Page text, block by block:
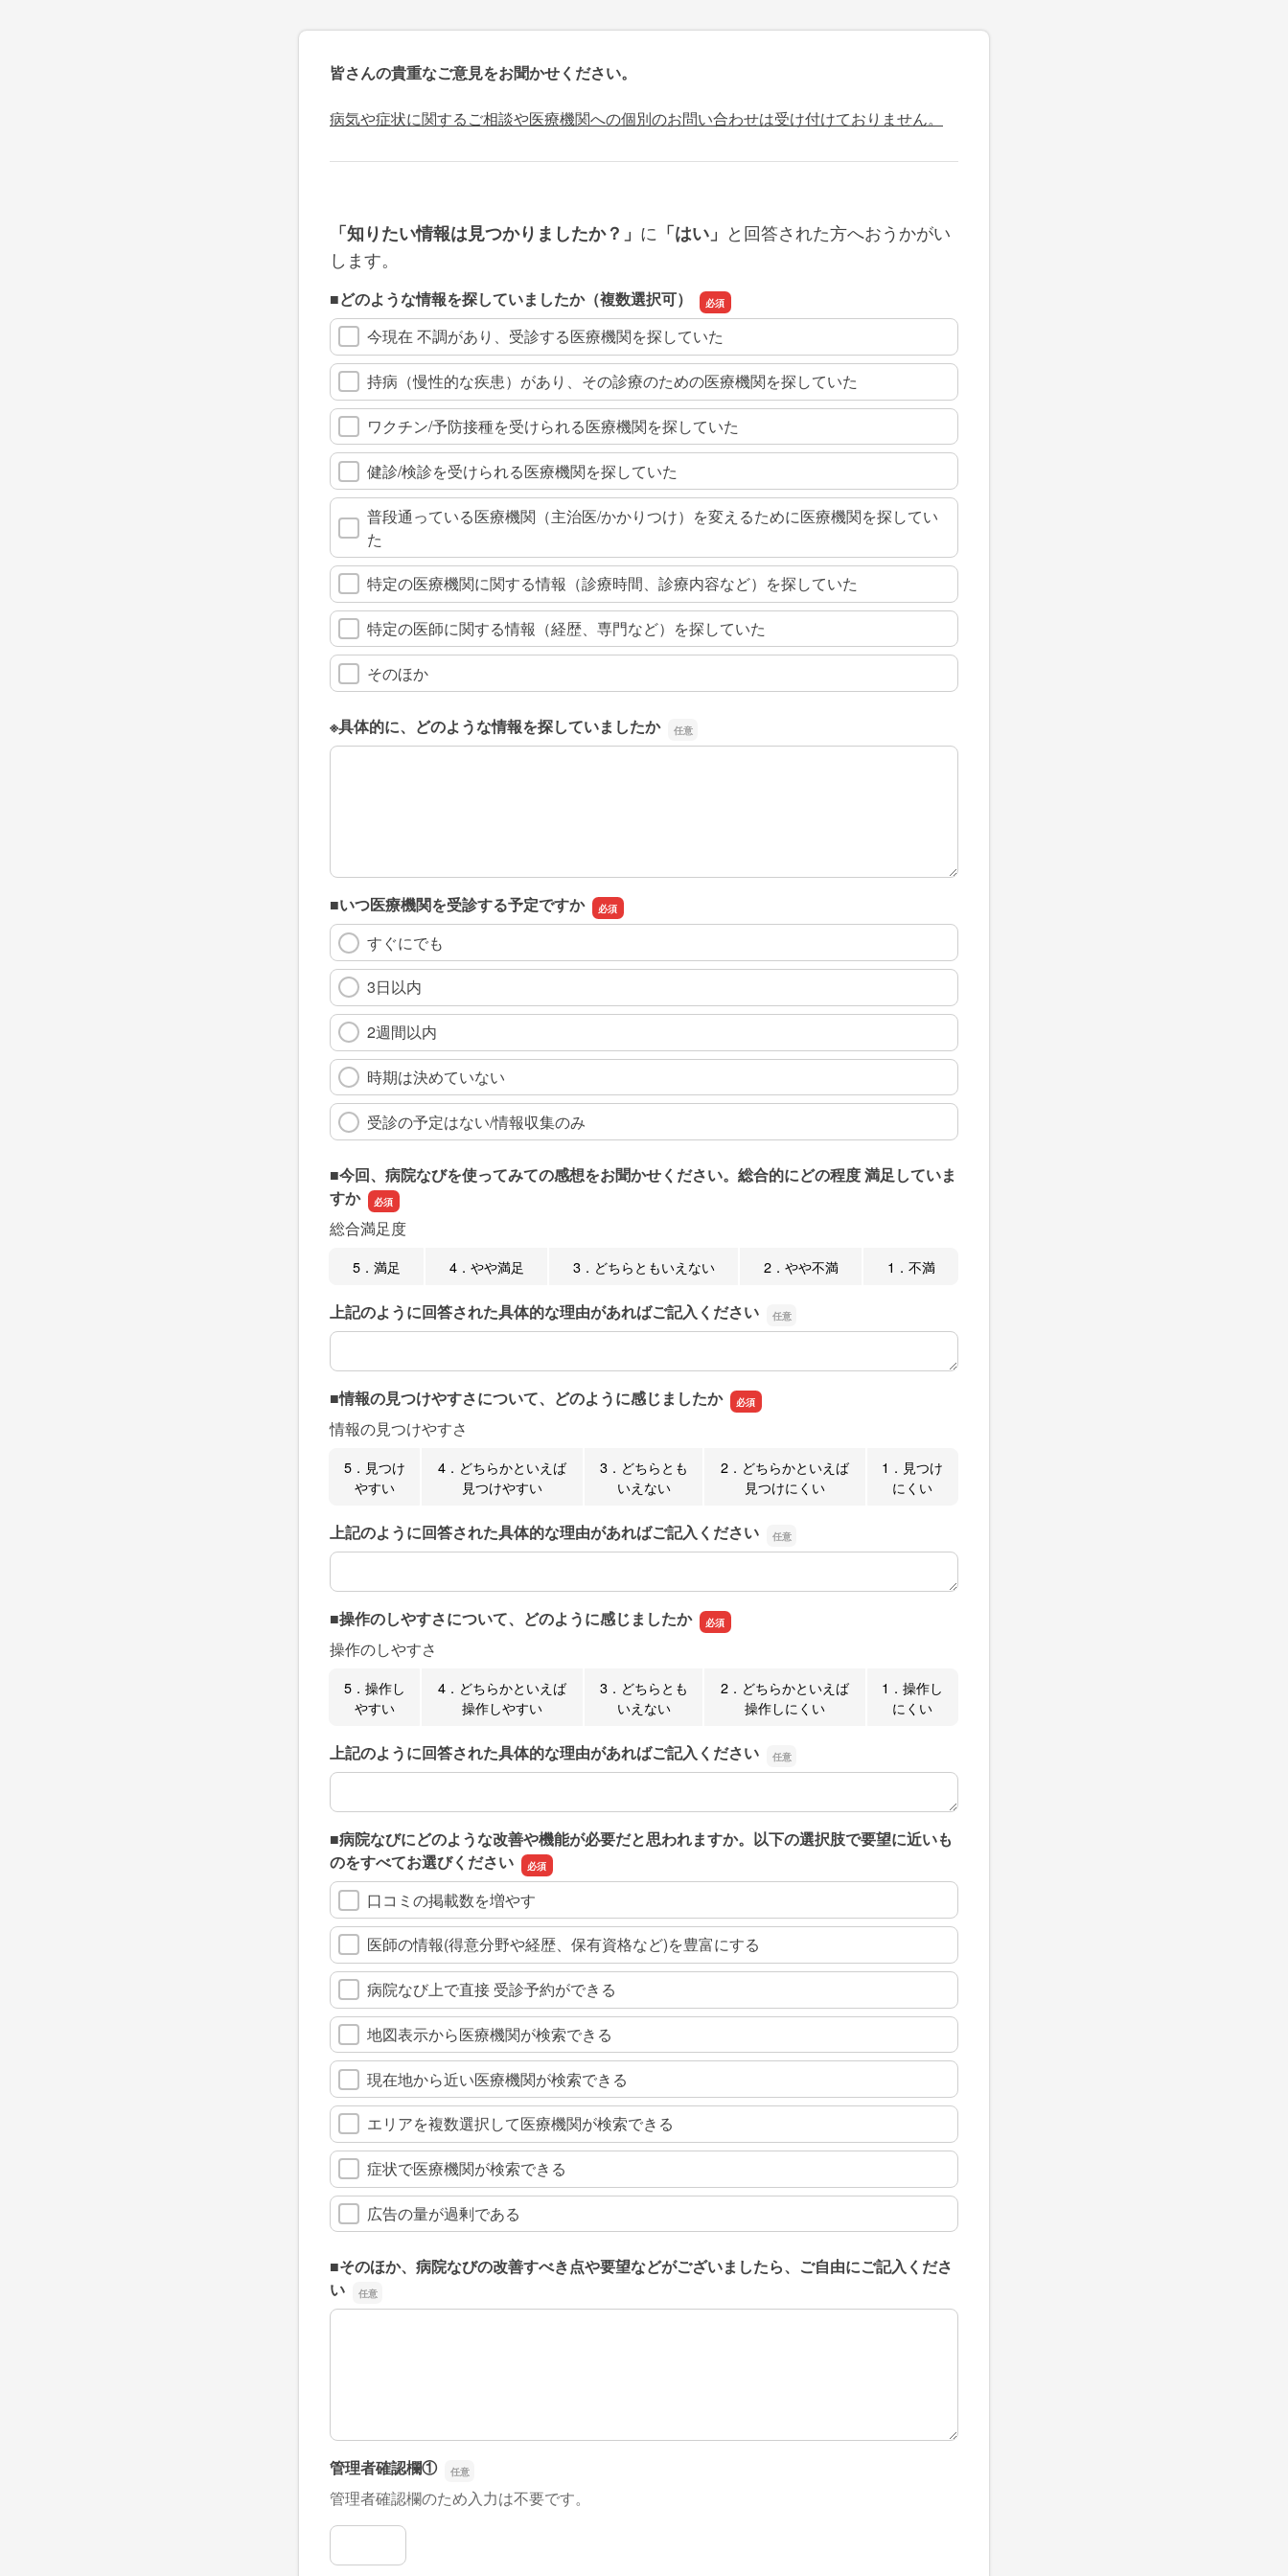
皆さんの貴重なご意見をお聞かせください。
病気や症状に関するご相談や医療機関への個別のお問い合わせは受け付けておりません。
「知りたい情報は見つかりましたか？」 に 「はい」 と回答された方へおうかがい
します。
■どのような情報を探していましたか（複数選択可）
今現在 不調があり、受診する医療機関を探していた
持病（慢性的な疾患）があり、その診療のための医療機関を探していた
ワクチン/予防接種を受けられる医療機関を探していた
健診/検診を受けられる医療機関を探していた
普段通っている医療機関（主治医/かかりつけ）を変えるために医療機関を探してい
た
特定の医療機関に関する情報（診療時間、診療内容など）を探していた
特定の医師に関する情報（経歴、専門など）を探していた
そのほか
※具体的に、どのような情報を探していましたか
※具体的に、どのような情報を探していましたか
■いつ医療機関を受診する予定ですか
すぐにでも
3日以内
2週間以内
時期は決めていない
受診の予定はない/情報収集のみ
■今回、病院なびを使ってみての感想をお聞かせください。総合的にどの程度 満足していま
すか
総合満足度
5．満足 4．やや満足 3．どちらともいえない 2．やや不満 1．不満
上記のように回答された具体的な理由があればご記入ください
上記のように回答された具体的な理由があればご記入ください
■情報の見つけやすさについて、どのように感じましたか
情報の見つけやすさ
5．見つけ
やすい
4．どちらかといえば
見つけやすい
3．どちらとも
いえない
2．どちらかといえば
見つけにくい
1．見つけ
にくい
上記のように回答された具体的な理由があればご記入ください
上記のように回答された具体的な理由があればご記入ください
■操作のしやすさについて、どのように感じましたか
操作のしやすさ
5．操作し
やすい
4．どちらかといえば
操作しやすい
3．どちらとも
いえない
2．どちらかといえば
操作しにくい
1．操作し
にくい
上記のように回答された具体的な理由があればご記入ください
上記のように回答された具体的な理由があればご記入ください
■病院なびにどのような改善や機能が必要だと思われますか。以下の選択肢で要望に近いも
のをすべてお選びください
口コミの掲載数を増やす
医師の情報(得意分野や経歴、保有資格など)を豊富にする
病院なび上で直接 受診予約ができる
地図表示から医療機関が検索できる
現在地から近い医療機関が検索できる
エリアを複数選択して医療機関が検索できる
症状で医療機関が検索できる
広告の量が過剰である
■そのほか、病院なびの改善すべき点や要望などがございましたら、ご自由にご記入くださ
い
■そのほか、病院なびの改善すべき点や要望などがございましたら、ご自由にご記入ください
管理者確認欄①
管理者確認欄のため入力は不要です。
管理者確認欄①